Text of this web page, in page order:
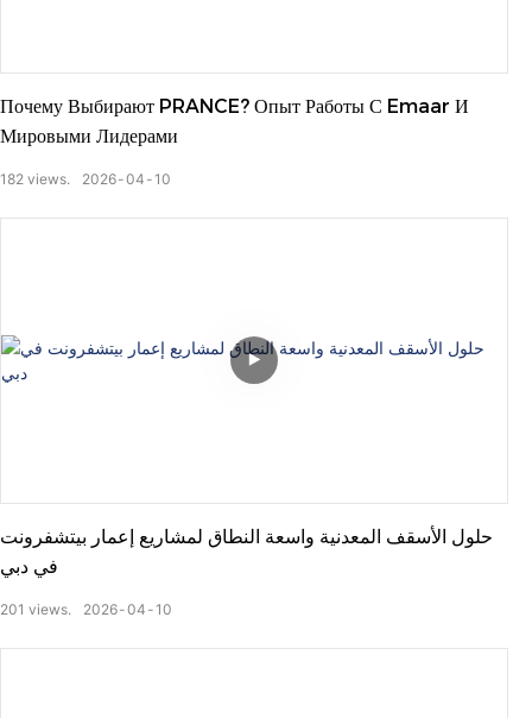
Почему Выбирают PRANCE? Опыт Работы С Emaar И
Мировыми Лидерами
2026 04 10
182 views.
حلول الأسقف المعدنية واسعة النطاق لمشاريع إعمار بيتشفرونت
في دبي
2026 04 10
201 views.